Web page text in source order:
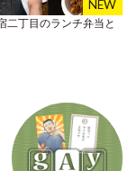
二丁目のランチ弁当と